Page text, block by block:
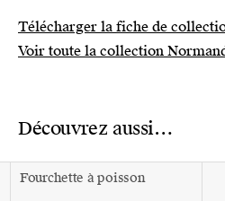
Télécharger la fiche de
Voir toute la collection
Découvrez aussi…
Fourchette à poisson